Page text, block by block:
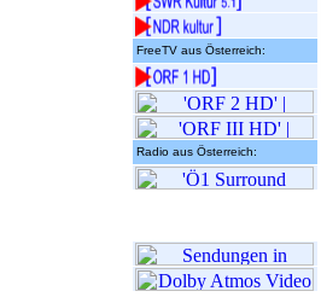
FreeTV aus Österreich:
Radio aus Österreich: